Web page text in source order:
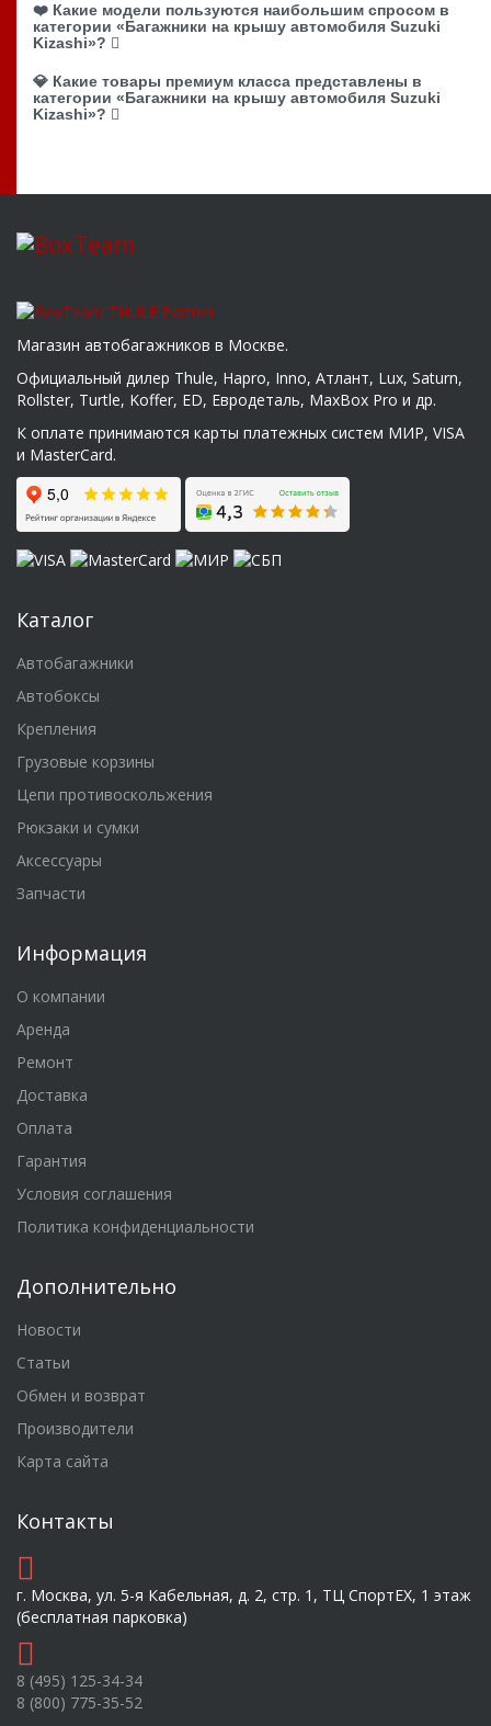
❤️ Какие модели пользуются наибольшим спросом в
категории «Багажники на крышу автомобиля Suzuki
Kizashi»?
💎 Какие товары премиум класса представлены в
категории «Багажники на крышу автомобиля Suzuki
Kizashi»?
Магазин автобагажников в Москве.
Официальный дилер Thule, Hapro, Inno, Атлант, Lux, Saturn,
Rollster, Turtle, Koffer, ED, Евродеталь, MaxBox Pro и др.
К оплате принимаются карты платежных систем МИР, VISA
и MasterCard.
Каталог
Автобагажники
Автобоксы
Крепления
Грузовые корзины
Цепи противоскольжения
Рюкзаки и сумки
Аксессуары
Запчасти
Информация
О компании
Аренда
Ремонт
Доставка
Оплата
Гарантия
Условия соглашения
Политика конфиденциальности
Дополнительно
Новости
Статьи
Обмен и возврат
Производители
Карта сайта
Контакты
г. Москва, ул. 5-я Кабельная, д. 2, стр. 1, ТЦ СпортEX, 1 этаж
(бесплатная парковка)
8 (495) 125-34-34
8 (800) 775-35-52